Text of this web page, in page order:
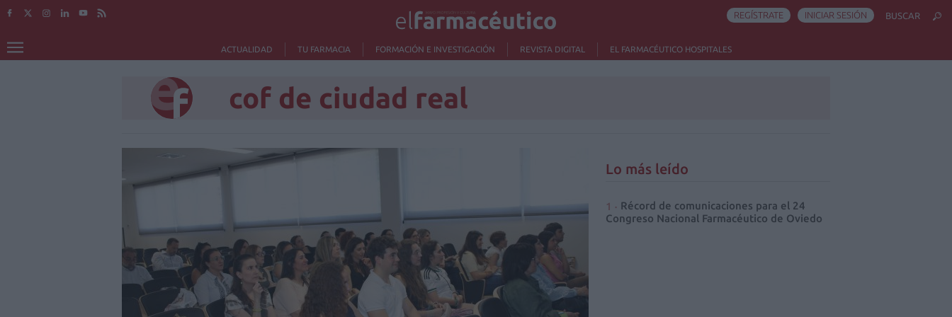
ACTUALIDAD TU FARMACIA FORMACIÓN E INVESTIGACIÓN REVISTA DIGITAL EL FARMACÉUTICO HOSPITALES
REGÍSTRATE INICIAR SESIÓN BUSCAR
cof de ciudad real
Lo más leído
Récord de comunicaciones para el 24
Congreso Nacional Farmacéutico de Oviedo